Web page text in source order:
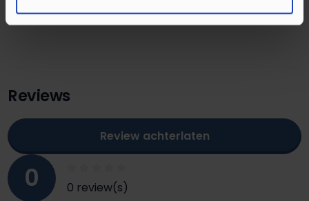
Reviews
0 0 review(s)
Review achterlaten